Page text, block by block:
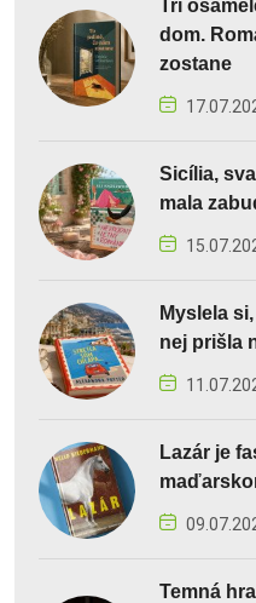
Tri
dom.
zostane
Sicília,
mala
Myslela
nej prišla
Lazár je
Temná